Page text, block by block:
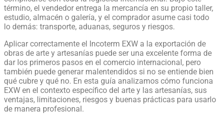
término, el vendedor entrega la mercancía en su propio taller,
estudio, almacén o galería, y el comprador asume casi todo
lo demás: transporte, aduanas, seguros y riesgos.
Aplicar correctamente el Incoterm EXW a la exportación de
obras de arte y artesanías puede ser una excelente forma de
dar los primeros pasos en el comercio internacional, pero
también puede generar malentendidos si no se entiende bien
qué cubre y qué no. En esta guía analizamos cómo funciona
EXW en el contexto específico del arte y las artesanías, sus
ventajas, limitaciones, riesgos y buenas prácticas para usarlo
de manera profesional.